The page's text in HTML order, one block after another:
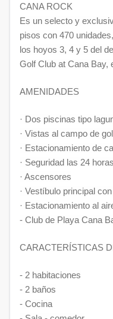
CANA ROCK
Es un selecto y
pisos con 470
los hoyos 3, 4 y 5 del
Golf Club at Cana Bay,
AMENIDADES
· Dos piscinas tipo
· Vistas al campo de
· Estacionamiento de
· Seguridad las 24 horas
· Ascensores
· Vestíbulo principal
· Estacionamiento al
- Club de Playa Cana
CARACTERÍSTICAS
- 2 habitaciones
- 2 baños
- Cocina